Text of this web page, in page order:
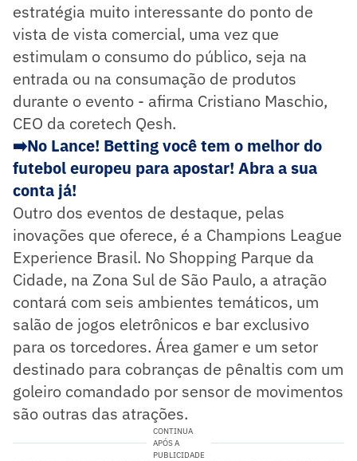
estratégia muito interessante do ponto de
vista de vista comercial, uma vez que
estimulam o consumo do público, seja na
entrada ou na consumação de produtos
durante o evento - afirma Cristiano Maschio,
CEO da coretech Qesh.
➡️No Lance! Betting você tem o melhor do
futebol europeu para apostar! Abra a sua
conta já!
Outro dos eventos de destaque, pelas
inovações que oferece, é a Champions League
Experience Brasil. No Shopping Parque da
Cidade, na Zona Sul de São Paulo, a atração
contará com seis ambientes temáticos, um
salão de jogos eletrônicos e bar exclusivo
para os torcedores. Área gamer e um setor
destinado para cobranças de pênaltis com um
goleiro comandado por sensor de movimentos
são outras das atrações.
CONTINUA
APÓS A
PUBLICIDADE